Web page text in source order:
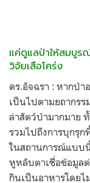
แค่ดูแลป่าให้สมบูร
วิจัยเสือโคร่ง
ดร.อัจฉรา : หากป่า
เป็นไปตามยถากรร
ล่าสัตว์ป่ามากมาย
รวมไปถึงการบุกรุ
ในสถานการณ์แบบนี้
หูหลับตาเชื่อข้อมูล
กินเป็นอาหารโดยไ